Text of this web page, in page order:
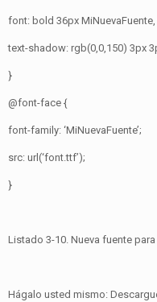
font: bold 36px
text-shadow: rgb(0,0,150) 3px
}
@font-face {
font-family: ‘MiNuevaFuente’;
src: url(‘font.ttf’);
}
Listado 3-10. Nueva fuente para
Hágalo usted mismo: